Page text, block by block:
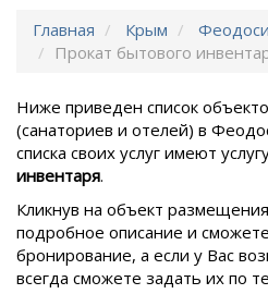
Главная Крым
Прокат бытового
Ниже приведен список
(санаториев и отелей) в
списка своих услуг имеют
инвентаря.
Кликнув на объект
подробное описание и
бронирование, а если у Вас
всегда сможете задать их по